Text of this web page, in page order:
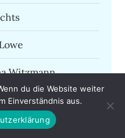
Witzmann
als
du die Website weiter
Einverständnis aus.